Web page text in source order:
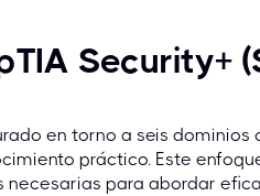
Security+
en torno a seis dominios
práctico. Este
para abordar